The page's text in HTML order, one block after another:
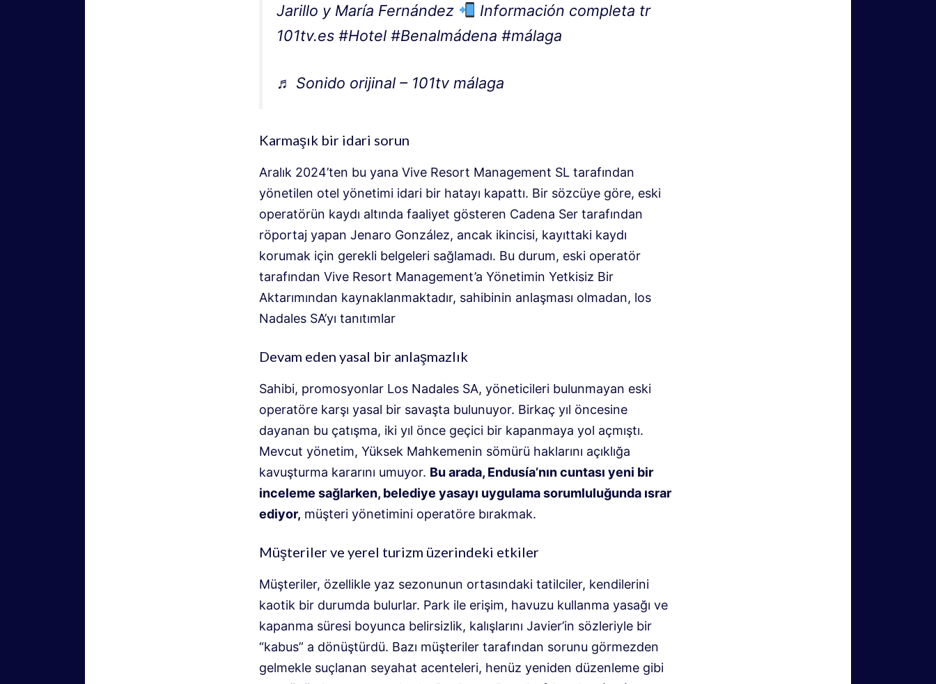
Jarillo y María Fernández
Información completa tr
101tv.es #Hotel #Benalmádena #málaga
♬ Sonido orijinal – 101tv málaga
Karmaşık bir idari sorun
Aralık 2024’ten bu yana Vive Resort Management SL tarafından
yönetilen otel yönetimi idari bir hatayı kapattı. Bir sözcüye göre, eski
operatörün kaydı altında faaliyet gösteren Cadena Ser tarafından
röportaj yapan Jenaro González, ancak ikincisi, kayıttaki kaydı
korumak için gerekli belgeleri sağlamadı. Bu durum, eski operatör
tarafından Vive Resort Management’a Yönetimin Yetkisiz Bir
Aktarımından kaynaklanmaktadır, sahibinin anlaşması olmadan, los
Nadales SA’yı tanıtımlar
Devam eden yasal bir anlaşmazlık
Sahibi, promosyonlar Los Nadales SA, yöneticileri bulunmayan eski
operatöre karşı yasal bir savaşta bulunuyor. Birkaç yıl öncesine
dayanan bu çatışma, iki yıl önce geçici bir kapanmaya yol açmıştı.
Mevcut yönetim, Yüksek Mahkemenin sömürü haklarını açıklığa
kavuşturma kararını umuyor. Bu arada, Endusía’nın cuntası yeni bir
inceleme sağlarken, belediye yasayı uygulama sorumluluğunda ısrar
ediyor, müşteri yönetimini operatöre bırakmak.
Müşteriler ve yerel turizm üzerindeki etkiler
Müşteriler, özellikle yaz sezonunun ortasındaki tatilciler, kendilerini
kaotik bir durumda bulurlar. Park ile erişim, havuzu kullanma yasağı ve
kapanma süresi boyunca belirsizlik, kalışlarını Javier’in sözleriyle bir
“kabus” a dönüştürdü. Bazı müşteriler tarafından sorunu görmezden
gelmekle suçlanan seyahat acenteleri, henüz yeniden düzenleme gibi